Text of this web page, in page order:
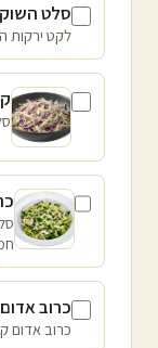
סלט השוק
לקט ירקות
כרוב
כרוב אדום